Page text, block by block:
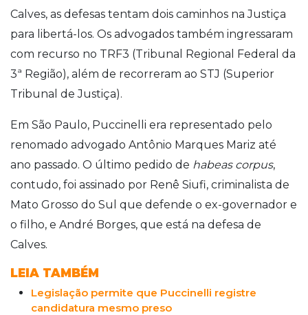
Calves, as defesas tentam dois caminhos na Justiça
para libertá-los. Os advogados também ingressaram
com recurso no TRF3 (Tribunal Regional Federal da
3ª Região), além de recorreram ao STJ (Superior
Tribunal de Justiça).
Em São Paulo, Puccinelli era representado pelo
renomado advogado Antônio Marques Mariz até
ano passado. O último pedido de habeas corpus,
contudo, foi assinado por Renê Siufi, criminalista de
Mato Grosso do Sul que defende o ex-governador e
o filho, e André Borges, que está na defesa de
Calves.
LEIA TAMBÉM
Legislação permite que Puccinelli registre
candidatura mesmo preso